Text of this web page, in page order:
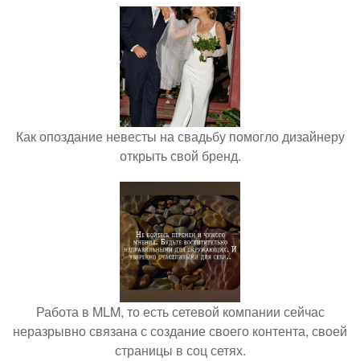
Как опоздание невесты на свадьбу помогло дизайнеру
открыть свой бренд.
Работа в MLM, то есть сетевой компании сейчас
неразрывно связана с создание своего контента, своей
страницы в соц сетях.